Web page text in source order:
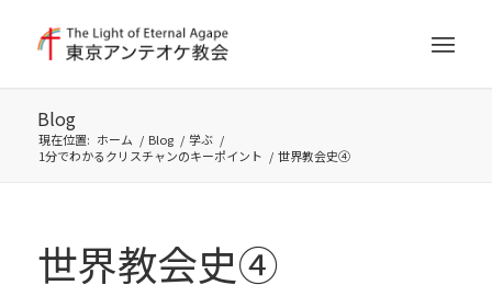
Blog
現在位置: ホーム / Blog / 学ぶ /
1分でわかるクリスチャンのキーポイント / 世界教会史④
世界教会史④